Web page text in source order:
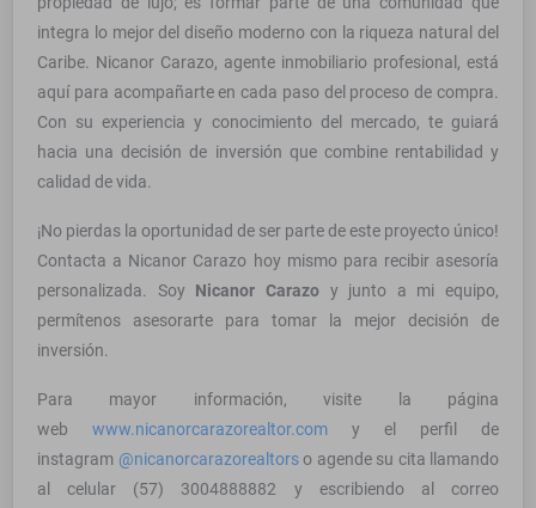
integra lo mejor del diseño moderno con la riqueza natural del
Caribe. Nicanor Carazo, agente inmobiliario profesional, está
aquí para acompañarte en cada paso del proceso de compra.
Con su experiencia y conocimiento del mercado, te guiará
hacia una decisión de inversión que combine rentabilidad y
calidad de vida.
¡No pierdas la oportunidad de ser parte de este proyecto único!
Contacta a Nicanor Carazo hoy mismo para recibir asesoría
personalizada. Soy Nicanor Carazoy junto a mi equipo,
permítenos asesorarte para tomar la mejor decisión de
inversión.
Para mayor información, visite la página
web www.nicanorcarazorealtor.com y el perfil de
instagram @nicanorcarazorealtorso agende su cita llamando
al celular (57) 3004888882 y escribiendo al correo